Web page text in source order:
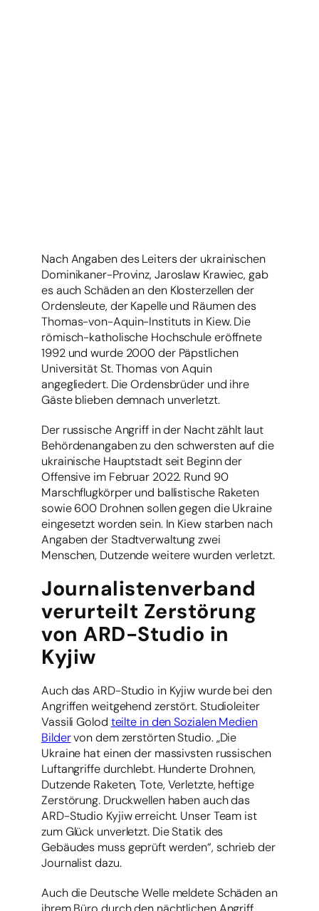
Nach Angaben des Leiters der ukrainischen
Dominikaner-Provinz, Jaroslaw Krawiec, gab
es auch Schäden an den Klosterzellen der
Ordensleute, der Kapelle und Räumen des
Thomas-von-Aquin-Instituts in Kiew. Die
römisch-katholische Hochschule eröffnete
1992 und wurde 2000 der Päpstlichen
Universität St. Thomas von Aquin
angegliedert. Die Ordensbrüder und ihre
Gäste blieben demnach unverletzt.
Der russische Angriff in der Nacht zählt laut
Behördenangaben zu den schwersten auf die
ukrainische Hauptstadt seit Beginn der
Offensive im Februar 2022. Rund 90
Marschflugkörper und ballistische Raketen
sowie 600 Drohnen sollen gegen die Ukraine
eingesetzt worden sein. In Kiew starben nach
Angaben der Stadtverwaltung zwei
Menschen, Dutzende weitere wurden verletzt.
Journalistenverband
verurteilt Zerstörung
von ARD-Studio in
Kyjiw
Auch das ARD-Studio in Kyjiw wurde bei den
Angriffen weitgehend zerstört. Studioleiter
Vassili Golod teilte in den Sozialen Medien
Bildervon dem zerstörten Studio. „Die
Ukraine hat einen der massivsten russischen
Luftangriffe durchlebt. Hunderte Drohnen,
Dutzende Raketen, Tote, Verletzte, heftige
Zerstörung. Druckwellen haben auch das
ARD-Studio Kyjiw erreicht. Unser Team ist
zum Glück unverletzt. Die Statik des
Gebäudes muss geprüft werden“, schrieb der
Journalist dazu.
Auch die Deutsche Welle meldete Schäden an